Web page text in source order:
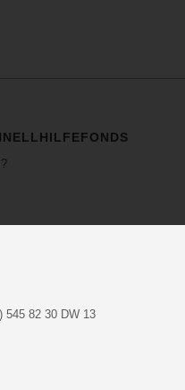
545 82 30 DW 13